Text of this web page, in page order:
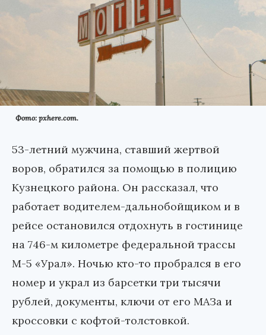
Фото: pxhere.com.
53-летний мужчина, ставший жертвой
воров, обратился за помощью в полицию
Кузнецкого района. Он рассказал, что
работает водителем-дальнобойщиком и в
рейсе остановился отдохнуть в гостинице
на 746-м километре федеральной трассы
М-5 «Урал». Ночью кто-то пробрался в его
номер и украл из барсетки три тысячи
рублей, документы, ключи от его МАЗа и
кроссовки с кофтой-толстовкой.